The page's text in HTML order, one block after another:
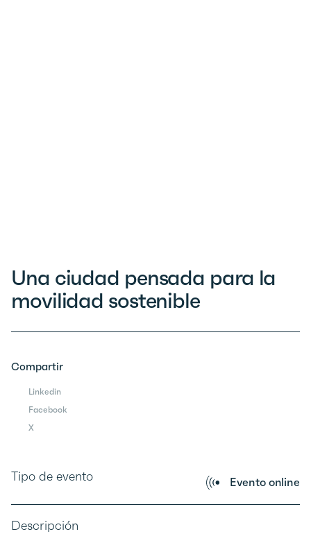
Una ciudad pensada para la
movilidad sostenible
Compartir
Linkedin
Facebook
X
Tipo de evento Evento online
Descripción